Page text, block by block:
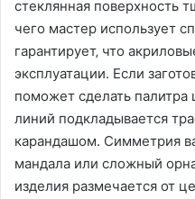
стеклянная поверхность
чего мастер использует
гарантирует‚ что
эксплуатации. Если
поможет сделать палитра
линий подкладывается
карандашом. Симметрия
мандала или сложный
изделия размечается от